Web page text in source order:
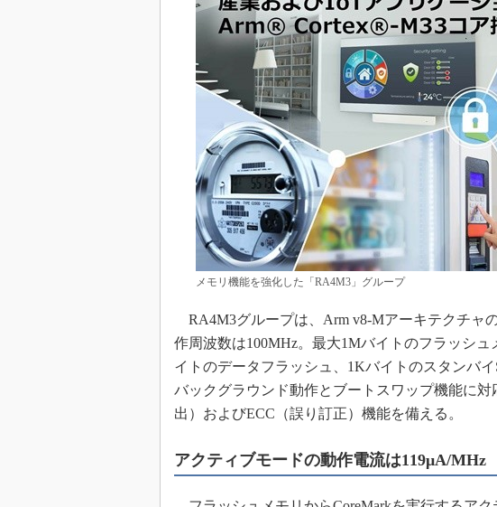
「SPICEの仕組みとその活用設計」
最新記事一覧
計測器メーカーから見た5G
USB Type-Cの登場で評価試験はど
う変わる？
IoT時代の無線規格を知る【Thread
編】
IoT時代の無線規格を知る【Z-Wave
編】
メモリ機能を強化した「RA4M3」グループ
RA4M3グループは、Arm v8-Mアーキテクチャ
作周波数は100MHz。最大1Mバイトのフラッシ
イトのデータフラッシュ、1Kバイトのスタンバ
バックグラウンド動作とブートスワップ機能に
出）およびECC（誤り訂正）機能を備える。
アクティブモードの動作電流は119μA/MHz